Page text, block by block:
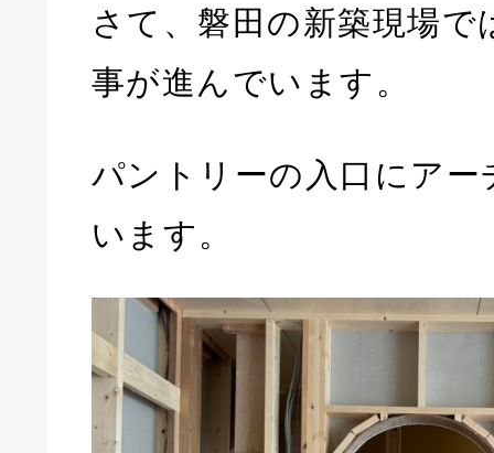
さて、磐田の新築現場で
事が進んでいます。
パントリーの入口にアー
います。